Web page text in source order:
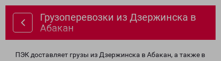
Грузоперевозки из Дзержинска в
Абакан
ПЭК доставляет грузы из Дзержинска в Абакан, а также в